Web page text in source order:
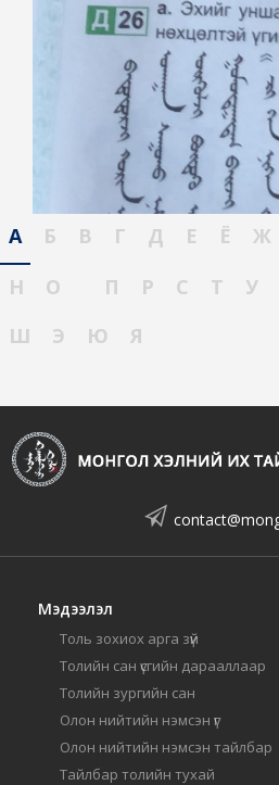
А Б В Г Д Е Ё Ж
Н
О П Р С Т У
Ш
Э Ю Я
Мэдээлэл
Толь зохиох арга зүй
Толийн сан үсгийн дарааллаар
Толийн зургийн сан
Олон нийтийн нэмсэн үг
Олон нийтийн нэмсэн тайлбар
Тайлбар толийн тухай